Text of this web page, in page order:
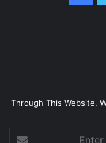
Through This Website,